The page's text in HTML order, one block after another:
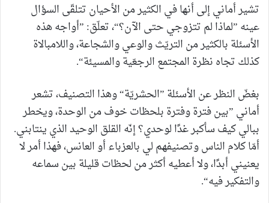
تشير أماني إلى أنها في الكثير من الأحيان تتلقّى السؤال
عينه ”لماذا لم تتزوجي حتى الآن؟“، تعلّق: ”أواجه هذه
الأسئلة بالكثير من التريّث والوعي والشجاعة، واللامبالاة
كذلك تجاه نظرة المجتمع الرجعّية والمسيئة“.
بغضّ النظر عن الأسئلة ”الحشريّة“ وهذا التصنيف، تشعر
أماني ”بين فترة وفترة بلحظات خوف من الوحدة، ويخطر
ببالي كيف سأكبر غدًا لوحدي؟ إنّه القلق الوحيد الذي ينتابني.
أمّا كلام الناس وتصنيفهم لي بالعزباء أو العانس، فهذا أمر لا
يعنيني أبدًا، ولا أعطيه أكثر من لحظات قليلة بين سماعه
والتفكير فيه“.